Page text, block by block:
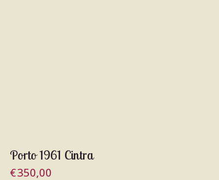
Porto 1961 Cintra
€350,00